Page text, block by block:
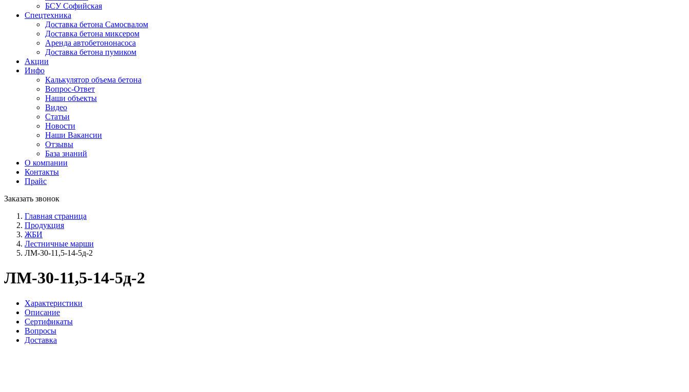
БСУ Софийская
Спецтехника
Доставка бетона Самосвалом
Доставка бетона миксером
Аренда авто­бетононасоса
Доставка бетона пумиком
Акции
Инфо
Калькулятор объема бетона
Вопрос-Ответ
Наши объекты
Видео
Статьи
Новости
Наши Вакансии
Отзывы
База знаний
О компании
Контакты
Прайс
Заказать звонок
Главная страница
Продукция
ЖБИ
Лестничные марши
ЛМ-30-11,5-14-5д-2
ЛМ-30-11,5-14-5д-2
Характеристики
Описание
Сертификаты
Вопросы
Доставка